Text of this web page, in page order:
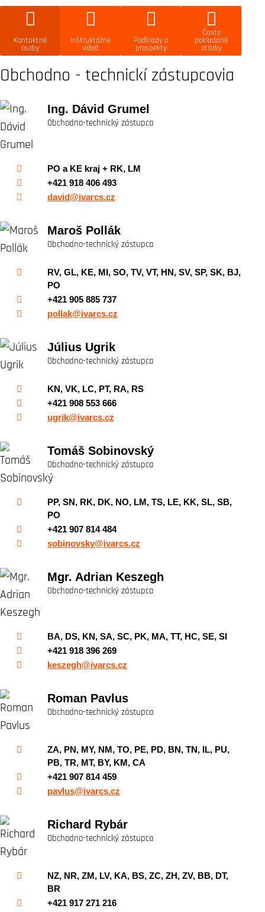
Kontaktné
osoby
Inštruktážne
videá
Podklady a
prospekty
Často
pokladané
otázky
Obchodno - technickí zástupcovia
Ing. Dávid Grumel
Obchodno-technický zástupca
PO a KE kraj + RK, LM
+421 918 406 493
david@ivarcs.cz
Maroš Pollák
Obchodno-technický zástupca
RV, GL, KE, MI, SO, TV, VT, HN, SV, SP, SK, BJ,
PO
+421 905 885 737
pollak@ivarcs.cz
Július Ugrik
Obchodno-technický zástupca
KN, VK, LC, PT, RA, RS
+421 908 553 666
ugrik@ivarcs.cz
Tomáš Sobinovský
Obchodno-technický zástupca
PP, SN, RK, DK, NO, LM, TS, LE, KK, SL, SB,
PO
+421 907 814 484
sobinovsky@ivarcs.cz
Mgr. Adrian Keszegh
Obchodno-technický zástupca
BA, DS, KN, SA, SC, PK, MA, TT, HC, SE, SI
+421 918 396 269
keszegh@ivarcs.cz
Roman Pavlus
Obchodno-technický zástupca
ZA, PN, MY, NM, TO, PE, PD, BN, TN, IL, PU,
PB, TR, MT, BY, KM, CA
+421 907 814 459
pavlus@ivarcs.cz
Richard Rybár
Obchodno-technický zástupca
NZ, NR, ZM, LV, KA, BS, ZC, ZH, ZV, BB, DT,
BR
+421 917 271 216